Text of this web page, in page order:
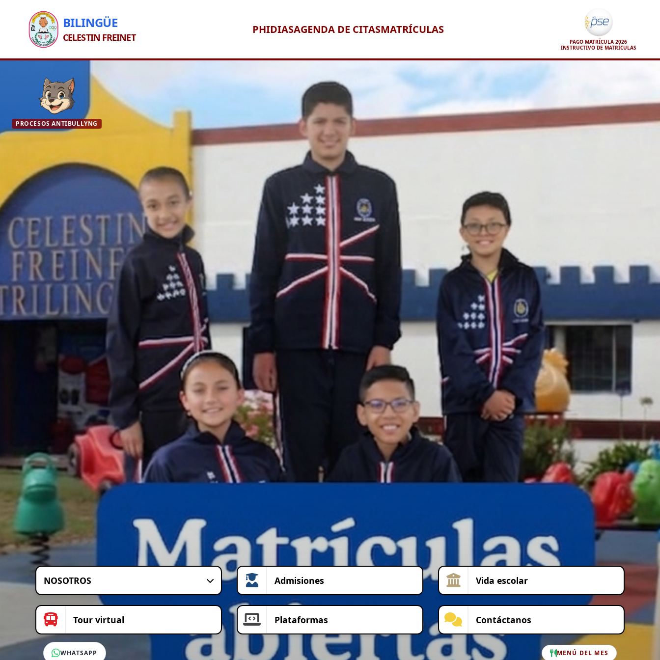
BILINGÜE
CELESTIN FREINET
PHIDIASAGENDA DE CITASMATRÍCULAS
PAGO MATRÍCULA 2026
INSTRUCTIVO DE MATRÍCULAS
PROCESOS ANTIBULLYNG
NOSOTROS Admisiones Vida escolar
Tour virtual Plataformas Contáctanos
WHATSAPP MENÚ DEL MES